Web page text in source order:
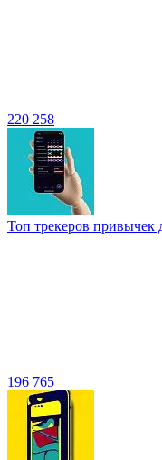
220 258
Топ трекеров привычек
196 765